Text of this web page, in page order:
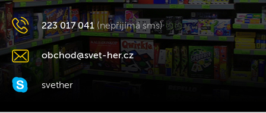
223 017 041 (nepřijímá sms)
obchod@svet-her.cz
svether